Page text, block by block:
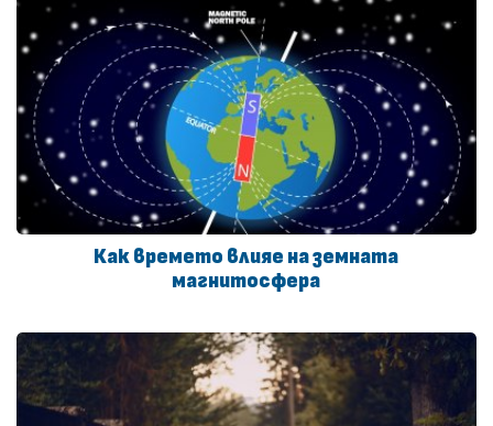
Как времето влияе на земната
магнитосфера